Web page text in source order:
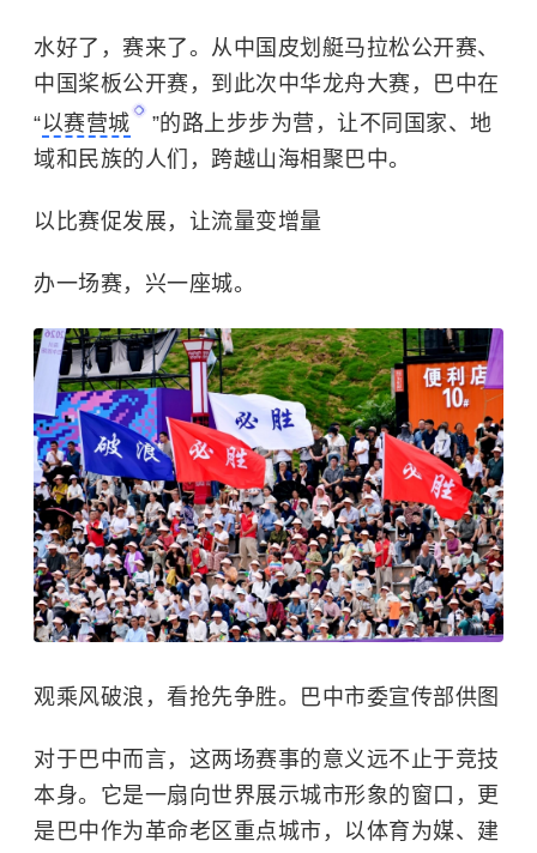
水好了，赛来了。从中国皮划艇马拉松公开赛、
中国桨板公开赛，到此次中华龙舟大赛，巴中在
“以赛营城
”的路上步步为营，让不同国家、地
域和民族的人们，跨越山海相聚巴中。
以比赛促发展，让流量变增量
办一场赛，兴一座城。
观乘风破浪，看抢先争胜。巴中市委宣传部供图
对于巴中而言，这两场赛事的意义远不止于竞技
本身。它是一扇向世界展示城市形象的窗口，更
是巴中作为革命老区重点城市，以体育为媒、建